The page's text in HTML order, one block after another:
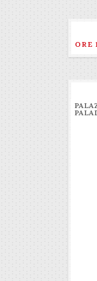
ORE